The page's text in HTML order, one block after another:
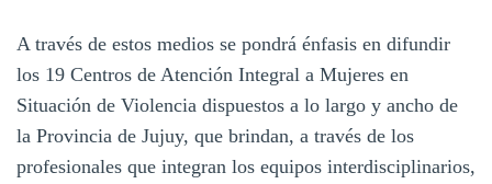
A través de estos medios se pondrá énfasis en difundir
los 19 Centros de Atención Integral a Mujeres en
Situación de Violencia dispuestos a lo largo y ancho de
la Provincia de Jujuy, que brindan, a través de los
profesionales que integran los equipos interdisciplinarios,